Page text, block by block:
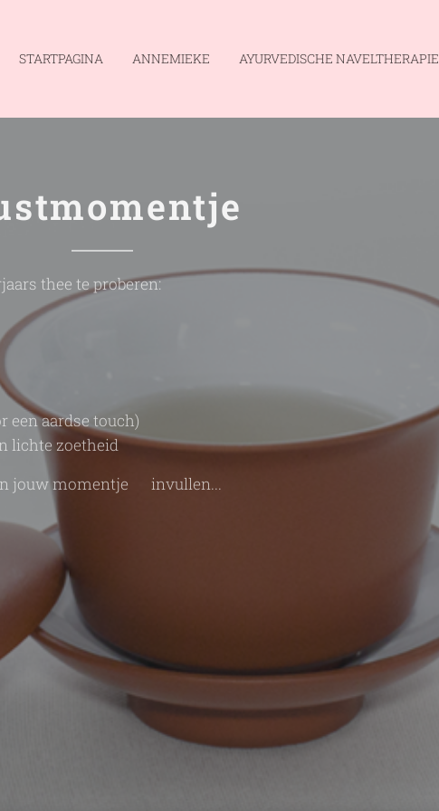
STARTPAGINA ANNEMIEKE AYURVEDISCHE NAVELTHERAPIE
thee te proberen:
een aardse touch)
lichte zoetheid
jouw momentje 🌿 invullen...